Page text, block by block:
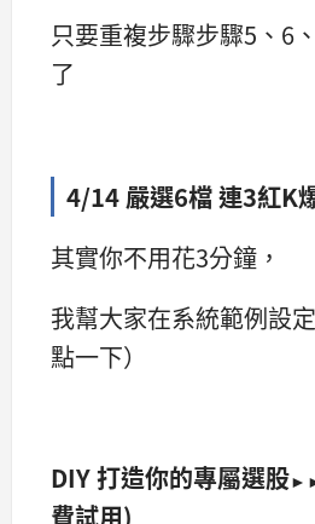
只要重複步驟步驟5、6
了
4/14 嚴選6檔 連3紅K
其實你不用花3分鐘，
我幫大家在系統範例設
點一下）
DIY 打造你的專屬選股
費試用)